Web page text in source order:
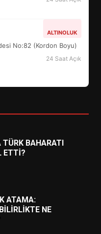
ALTINOLUK
No:82 (Kordon Boyu)
24 Saat Açık
NASIL
GÖZLER
TÜRK BAHARATI
ETTİ?
ATAMA:
NE